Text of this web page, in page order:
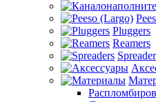
Pluggers
Reamers